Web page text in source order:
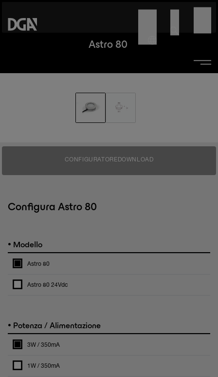
Astro 80
CONFIGURATORE DOWNLOAD
Configura Astro 80
• Modello
Astro 80
Astro 80 24Vdc
• Potenza / Alimentazione
3W / 350mA
1W / 350mA